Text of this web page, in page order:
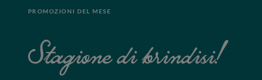
PROMOZIONI DEL MESE
Stagione di brindisi!